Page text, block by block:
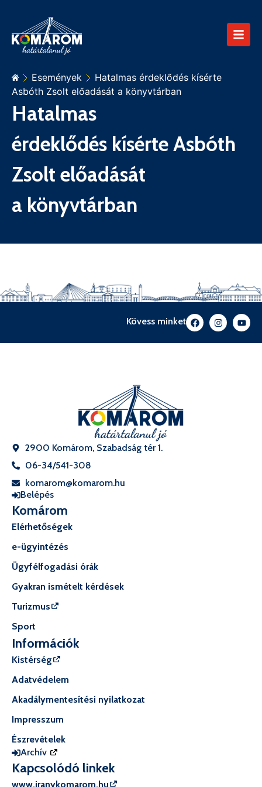
Események
Hatalmas érdeklődés kísérte
Asbóth Zsolt előadását a könyvtárban
Hatalmas
érdeklődés kísérte Asbóth
Zsolt előadását
a könyvtárban
Kövess minket
2900 Komárom, Szabadság tér 1.
06-34/541-308
komarom@komarom.hu
Belépés
Komárom
Elérhetőségek
e-ügyintézés
Ügyfélfogadási órák
Gyakran ismételt kérdések
Turizmus
Sport
Információk
Kistérség
Adatvédelem
Akadálymentesítési nyilatkozat
Impresszum
Észrevételek
Archív
Kapcsolódó linkek
www.iranykomarom.hu